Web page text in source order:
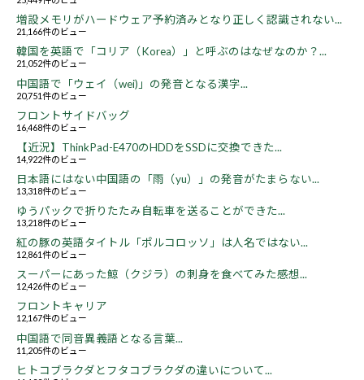
増設メモリがハードウェア予約済みとなり正しく認識されない...
21,166件のビュー
韓国を英語で「コリア（Korea）」と呼ぶのはなぜなのか？...
21,052件のビュー
中国語で「ウェイ（wei)」の発音となる漢字...
20,751件のビュー
フロントサイドバッグ
16,468件のビュー
【近況】ThinkPad-E470のHDDをSSDに交換できた...
14,922件のビュー
日本語にはない中国語の「雨（yu）」の発音がたまらない...
13,318件のビュー
ゆうパックで折りたたみ自転車を送ることができた...
13,218件のビュー
紅の豚の英語タイトル「ポルコロッソ」は人名ではない...
12,861件のビュー
スーパーにあった鯨（クジラ）の刺身を食べてみた感想...
12,426件のビュー
フロントキャリア
12,167件のビュー
中国語で同音異義語となる言葉...
11,205件のビュー
ヒトコブラクダとフタコブラクダの違いについて...